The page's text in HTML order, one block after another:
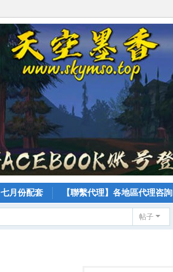
七月份配套 【聯繫代理】各地區代理咨詢
帖子